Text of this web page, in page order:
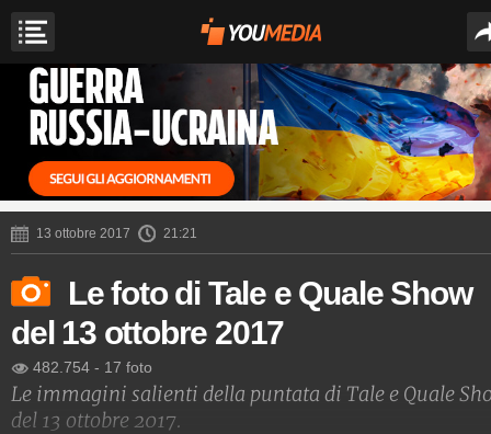
13 ottobre 2017 21:21
Le foto di Tale e Quale Show
del 13 ottobre 2017
482.754 - 17 foto
Le immagini salienti della puntata di Tale e Quale
del 13 ottobre 2017.